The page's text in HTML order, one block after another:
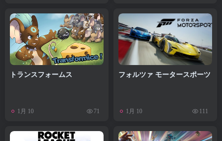
トランスフォームス
1月 10 71
フォルツァ モータースポーツ
1月 10 111